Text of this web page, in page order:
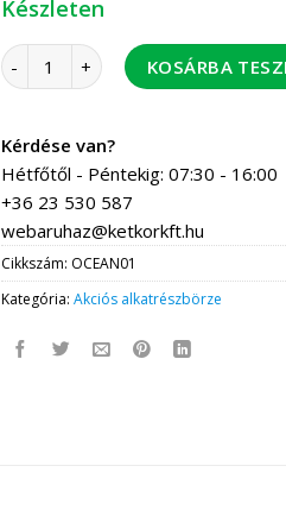
Készleten
gumimembrán kicsi füles mennyiség
KOSÁRBA
Kérdése van?
Hétfőtől - Péntekig: 07:30 - 16:00
+36 23 530 587
webaruhaz@ketkorkft.hu
Cikkszám: OCEAN01
Kategória:Akciós alkatrészbörze